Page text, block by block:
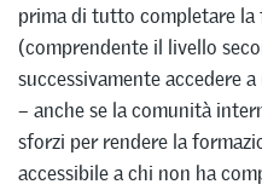
prima di tutto completare la
(comprendente il livello
successivamente accedere
– anche se la comunità
sforzi per rendere la
accessibile a chi non ha